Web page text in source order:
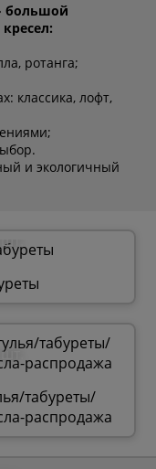
большой
ротанга;
классика, лофт,
и экологичный
табуреты/
распродажа